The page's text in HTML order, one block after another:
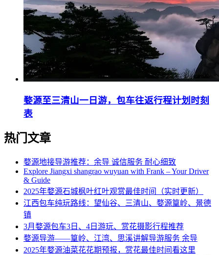
婺源至三清山一日游，包车往返行程计划时刻
表
热门文章
婺源地接导游推荐：余导 诚信服务 耐心细致
Explore Jiangxi shangrao wuyuan with Frank – Your Driver
& Guide
2025年婺源石城枫叶红叶观赏最佳时间（实时更新）
江西包车纯玩路线：望仙谷、三清山、婺源篁岭、景德
镇
3月婺源包车3日、4日游玩、赏花摄影行程推荐
婺源导游——篁岭、江湾、思溪讲解导游服务 余导
2025年婺源油菜花花期预报，赏花最佳时间看这里